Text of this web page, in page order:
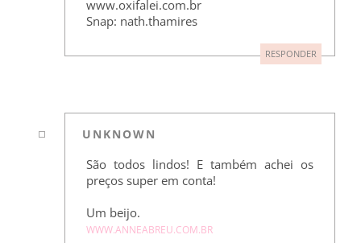
www.oxifalei.com.br
Snap: nath.thamires
RESPONDER
UNKNOWN
São todos lindos! E também achei os
preços super em conta!
Um beijo.
WWW.ANNEABREU.COM.BR